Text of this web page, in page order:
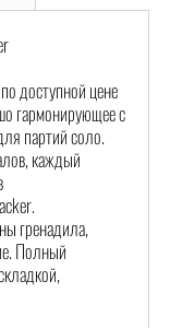
доступной цене
гармонирующее с
партий соло.
каждый
гренадила,
Полный